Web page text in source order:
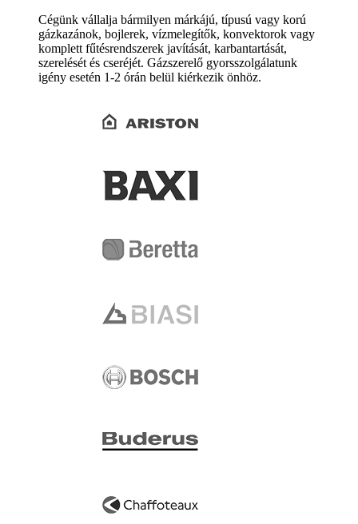
Cégünk vállalja bármilyen márkájú, típusú vagy korú
gázkazánok, bojlerek, vízmelegítők, konvektorok vagy
komplett fűtésrendszerek javítását, karbantartását,
szerelését és cseréjét. Gázszerelő gyorsszolgálatunk
igény esetén 1-2 órán belül kiérkezik önhöz.